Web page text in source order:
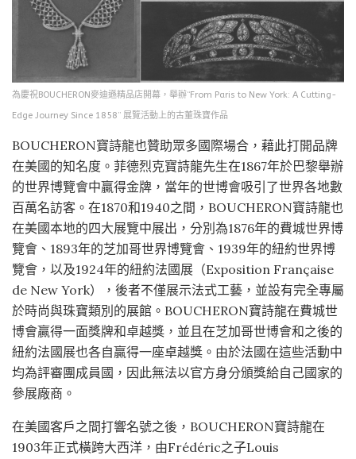
為慶祝BOUCHERON麥迪遜精品店開幕，舉辦“From Paris to New York: A Cutting-
Edge Journey Since 1858” 展覽活動上的古董珠寶作品
BOUCHERON寶詩龍也贊助眾多國際場合，藉此打開品牌
在美國的知名度。菲德烈克寶詩龍先生在1867年於巴黎舉辦
的世界博覽會中贏得金牌，當年的世博會吸引了世界各地數
百萬名訪客。在1870和1940之間，BOUCHERON寶詩龍也
在美國本地的四大展覽中展出，分別為1876年的費城世界博
覽會、1893年的芝加哥世界博覽會、1939年的紐約世界博
覽會，以及1924年的紐約法國展（Exposition Française
de New York），後者不僅展示法式工藝，並設有完全專屬
於時尚與珠寶類別的展館。BOUCHERON寶詩龍在費城世
博會贏得一面獎牌和卓越獎，並且在芝加哥世博會和之後的
紐約法國展也各自贏得一座卓越獎。由於法國在這些活動中
均為評審團成員國，因此無法以官方身分頒獎給自己國家的
參展廠商。
在美國客戶之間打響名號之後，BOUCHERON寶詩龍在
1903年正式橫跨大西洋，由Frédéric之子Louis